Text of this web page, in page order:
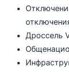
Дроссель